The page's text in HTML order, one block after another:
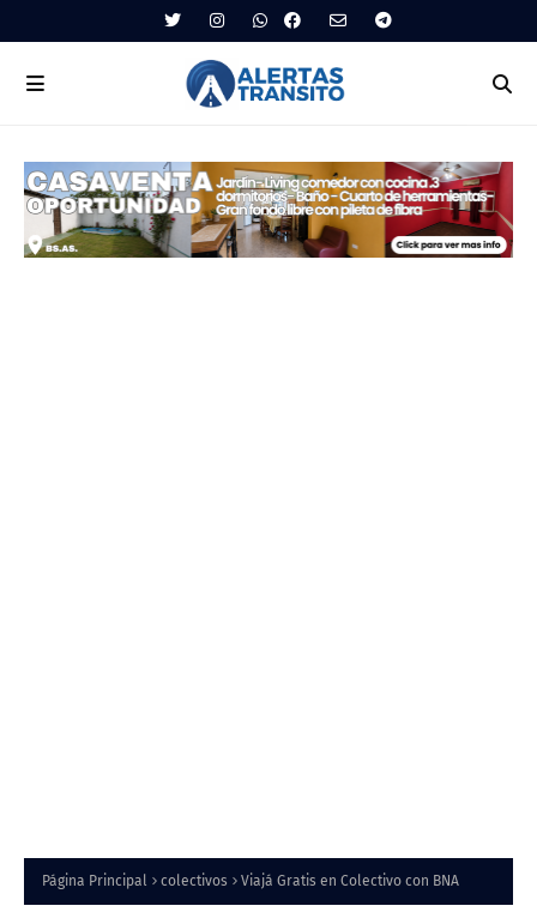
Página Principal colectivos Viajá Gratis en Colectivo con BNA